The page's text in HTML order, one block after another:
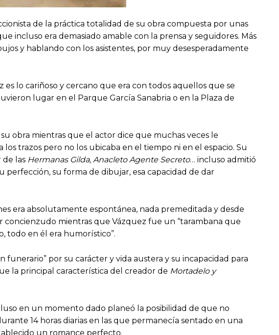
de la práctica totalidad de su obra compuesta por unas
incluso era demasiado amable con la prensa y seguidores. Más
y hablando con los asistentes, por muy desesperadamente
lo cariñoso y cercano que era con todos aquellos que se
lugar en el Parque García Sanabria o en la Plaza de
obra mientras que el actor dice que muchas veces le
trazos pero no los ubicaba en el tiempo ni en el espacio. Su
de las Hermanas Gilda, Anacleto Agente Secreto… incluso admitió
su forma de dibujar, esa capacidad de dar
era absolutamente espontánea, nada premeditada y desde
mientras que Vázquez fue un “tarambana que
todo en él era humorístico”.
funerario” por su carácter y vida austera y su incapacidad para
la principal característica del creador de Mortadelo y
en un momento dado planeó la posibilidad de que no
14 horas diarias en las que permanecía sentado en una
un romance perfecto.